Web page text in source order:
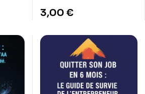
étoiles sous les
3,00 €